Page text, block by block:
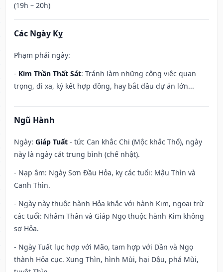
(19h – 20h)
Các Ngày Kỵ
Phạm phải ngày:
- Kim Thần Thất Sát: Tránh làm những công việc quan
trọng, đi xa, ký kết hợp đồng, hay bắt đầu dự án lớn...
Ngũ Hành
Ngày: Giáp Tuất - tức Can khắc Chi (Mộc khắc Thổ), ngày
này là ngày cát trung bình (chế nhật).
- Nạp âm: Ngày Sơn Đầu Hỏa, kỵ các tuổi: Mậu Thìn và
Canh Thìn.
- Ngày này thuộc hành Hỏa khắc với hành Kim, ngoại trừ
các tuổi: Nhâm Thân và Giáp Ngọ thuộc hành Kim không
sợ Hỏa.
- Ngày Tuất lục hợp với Mão, tam hợp với Dần và Ngọ
thành Hỏa cục. Xung Thìn, hình Mùi, hại Dậu, phá Mùi,